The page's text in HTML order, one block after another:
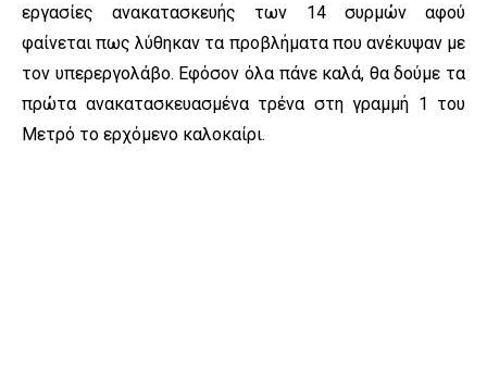
εργασίες ανακατασκευής των 14 συρμών αφού
φαίνεται πως λύθηκαν τα προβλήματα που ανέκυψαν με
τον υπερεργολάβο. Εφόσον όλα πάνε καλά, θα δούμε τα
πρώτα ανακατασκευασμένα τρένα στη γραμμή 1 του
Μετρό το ερχόμενο καλοκαίρι.